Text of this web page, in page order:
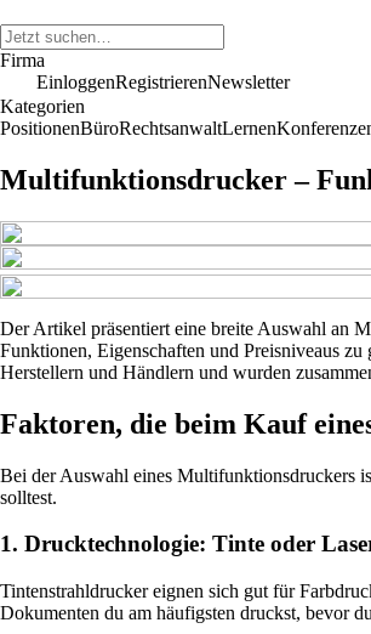
Firma
EinloggenRegistrierenNewsletter
Kategorien
PositionenBüroRechtsanwaltLernen
Multifunktionsdrucker –
Der Artikel präsentiert eine breite Auswahl an
Funktionen, Eigenschaften und Preisniveaus
Herstellern und Händlern und wurden
Faktoren, die beim Kauf
Bei der Auswahl eines Multifunktionsdruckers
solltest.
1. Drucktechnologie: Tinte oder
Tintenstrahldrucker eignen sich gut für
Dokumenten du am häufigsten druckst, bevor